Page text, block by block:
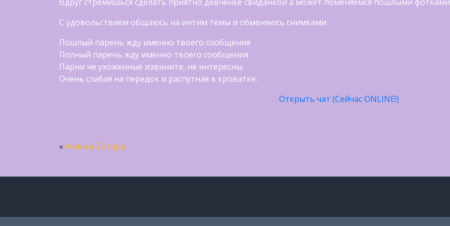
С удовольствием общаюсь на интим темы и обменяюсь снимками
Пошлый парень жду именно твоего сообщения
Полный парень жду именно твоего сообщения
Парни не ухоженные извините, не интересны.
Очень слабая на передок и распутная в кроватке.
Открыть чат (Сейчас ONLINE!)
«Алинка 22 года